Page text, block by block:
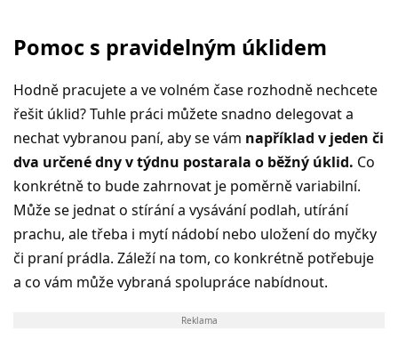
Pomoc s pravidelným úklidem
Hodně pracujete a ve volném čase rozhodně nechcete
řešit úklid? Tuhle práci můžete snadno delegovat a
nechat vybranou paní, aby se vám například v jeden či
dva určené dny v týdnu postarala o běžný úklid. Co
konkrétně to bude zahrnovat je poměrně variabilní.
Může se jednat o stírání a vysávání podlah, utírání
prachu, ale třeba i mytí nádobí nebo uložení do myčky
či praní prádla. Záleží na tom, co konkrétně potřebuje
a co vám může vybraná spolupráce nabídnout.
Reklama